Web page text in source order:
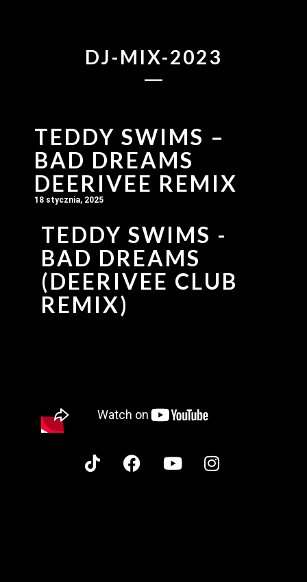
DJ-MIX-2023
TEDDY SWIMS –
BAD DREAMS
DEERIVEE REMIX
18 stycznia, 2025
TEDDY SWIMS -
BAD DREAMS
(DEERIVEE CLUB
REMIX)